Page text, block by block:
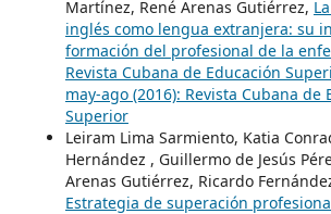
Martínez, René Arenas Gutiérrez,
inglés como lengua extranjera: su
formación del profesional de la
Revista Cubana de Educación
may-ago (2016): Revista Cubana de
Superior
Leiram Lima Sarmiento, Katia
Hernández , Guillermo de Jesús
Arenas Gutiérrez, Ricardo
Estrategia de superación